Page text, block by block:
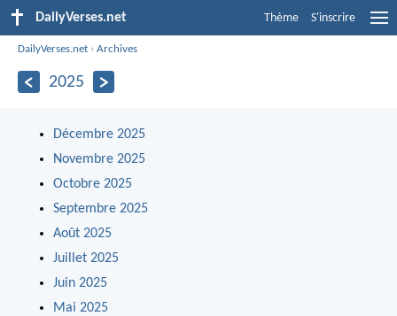
DailyVerses.net Thème S'inscrire
DailyVerses.net ›Archives
2025
Décembre 2025
Novembre 2025
Octobre 2025
Septembre 2025
Août 2025
Juillet 2025
Juin 2025
Mai 2025